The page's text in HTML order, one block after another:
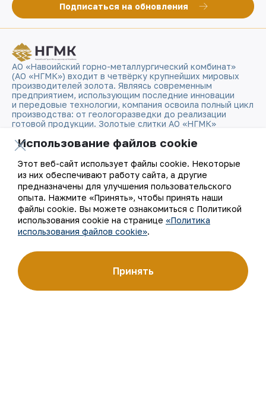
Подписаться на обновления
АО «Навоийский горно-металлургический комбинат»
(АО «НГМК») входит в четвёрку крупнейших мировых
производителей золота. Являясь современным
предприятием, использующим последние инновации
и передовые технологии, компания освоила полный цикл
производства: от геологоразведки до реализации
готовой продукции. Золотые слитки АО «НГМК»
Узбекистана на мировых биржах цветных металлов.
О компании
Наша деятельность
Устойчивое развитие
Инвесторам
Пресс-центр
Контакты
Карта сайта
Условия использования
Использование файлов
cookie
Использование файлов cookie
Этот веб-сайт использует файлы cookie. Некоторые
из них обеспечивают работу сайта, а другие
предназначены для улучшения пользовательского
опыта. Нажмите «Принять», чтобы принять наши
файлы cookie. Вы можете ознакомиться с Политикой
использования cookie на странице «Политика
использования файлов cookie».
Принять